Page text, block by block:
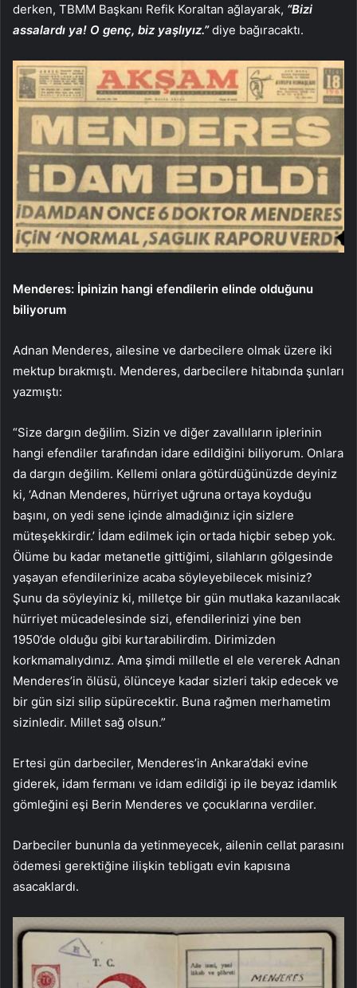
derken, TBMM Başkanı Refik Koraltan ağlayarak, “Bizi
assalardı ya! O genç, biz yaşlıyız.”diye bağıracaktı.
Menderes: İpinizin hangi efendilerin elinde olduğunu
biliyorum
Adnan Menderes, ailesine ve darbecilere olmak üzere iki
mektup bırakmıştı. Menderes, darbecilere hitabında şunları
yazmıştı:
“Size dargın değilim. Sizin ve diğer zavallıların iplerinin
hangi efendiler tarafından idare edildiğini biliyorum. Onlara
da dargın değilim. Kellemi onlara götürdüğünüzde deyiniz
ki, ‘Adnan Menderes, hürriyet uğruna ortaya koyduğu
başını, on yedi sene içinde almadığınız için sizlere
müteşekkirdir.’ İdam edilmek için ortada hiçbir sebep yok.
Ölüme bu kadar metanetle gittiğimi, silahların gölgesinde
yaşayan efendilerinize acaba söyleyebilecek misiniz?
Şunu da söyleyiniz ki, milletçe bir gün mutlaka kazanılacak
hürriyet mücadelesinde sizi, efendilerinizi yine ben
1950’de olduğu gibi kurtarabilirdim. Dirimizden
korkmamalıydınız. Ama şimdi milletle el ele vererek Adnan
Menderes’in ölüsü, ölünceye kadar sizleri takip edecek ve
bir gün sizi silip süpürecektir. Buna rağmen merhametim
sizinledir. Millet sağ olsun.”
Ertesi gün darbeciler, Menderes’in Ankara’daki evine
giderek, idam fermanı ve idam edildiği ip ile beyaz idamlık
gömleğini eşi Berin Menderes ve çocuklarına verdiler.
Darbeciler bununla da yetinmeyecek, ailenin cellat parasını
ödemesi gerektiğine ilişkin tebligatı evin kapısına
asacaklardı.